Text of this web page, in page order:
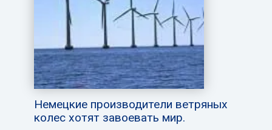
Немецкие производители ветряных
колес хотят завоевать мир.